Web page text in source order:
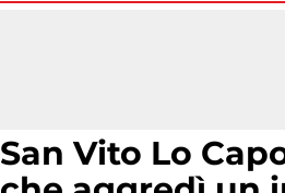
San Vito Lo